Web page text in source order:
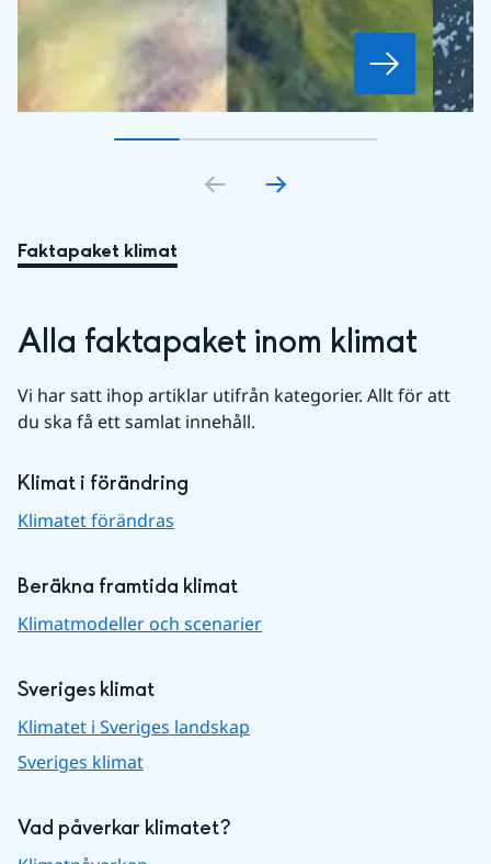
Gå till bildkort1
Gå till bildkort2
Gå till bildkort3
Gå till bildkort
Faktapaket klimat
Alla faktapaket inom klimat
Vi har satt ihop artiklar utifrån kategorier. Allt för att
du ska få ett samlat innehåll.
Klimat i förändring
Klimatet förändras
Beräkna framtida klimat
Klimatmodeller och scenarier
Sveriges klimat
Klimatet i Sveriges landskap
Sveriges klimat
Vad påverkar klimatet?